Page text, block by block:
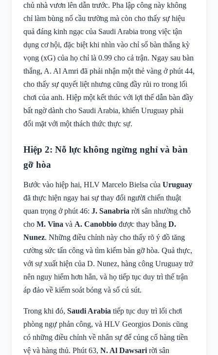
chủ nhà vươn lên dẫn trước. Pha lập công này không
chỉ làm bùng nổ cầu trường mà còn cho thấy sự hiệu
quả đáng kinh ngạc của Saudi Arabia trong việc tận
dụng cơ hội, đặc biệt khi nhìn vào chỉ số bàn thắng kỳ
vọng (xG) của họ chỉ là 0.99 cho cả trận. Ngay sau bàn
thắng, A. Al Amri đã phải nhận một thẻ vàng ở phút 44,
cho thấy sự quyết liệt nhưng cũng đầy rủi ro trong lối
chơi của anh. Hiệp một kết thúc với lợi thế dẫn bàn đầy
bất ngờ dành cho Saudi Arabia, khiến Uruguay phải
đối mặt với một thách thức thực sự.
Hiệp 2: Nỗ lực không ngừng nghỉ và bàn
gỡ hòa
Bước vào hiệp hai, HLV Marcelo Bielsa của Uruguay
đã thực hiện ngay hai sự thay đổi người chiến thuật
quan trọng ở phút 46: J. Sanabria rời sân nhường chỗ
cho M. Vina và A. Canobbio được thay bằng D.
Nunez. Những điều chỉnh này cho thấy rõ ý đồ tăng
cường sức tấn công và tìm kiếm bàn gỡ hòa. Quả thực,
với sự xuất hiện của D. Nunez, hàng công Uruguay trở
nên nguy hiểm hơn hẳn, và họ tiếp tục duy trì thế trận
áp đảo về kiểm soát bóng và số cú sút.
Trong khi đó, Saudi Arabia tiếp tục duy trì lối chơi
phòng ngự phản công, và HLV Georgios Donis cũng
có những điều chỉnh về nhân sự để củng cố hàng tiền
vệ và hàng thủ. Phút 63, N. Al Dawsari rời sân